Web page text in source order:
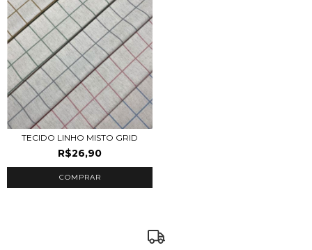
TECIDO LINHO MISTO GRID
R$26,90
COMPRAR